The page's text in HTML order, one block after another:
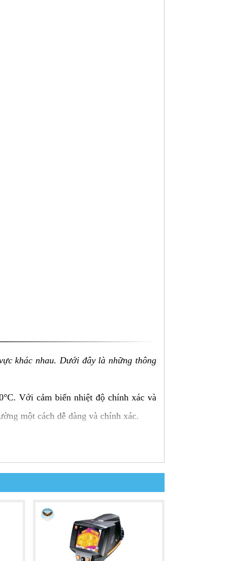
khác nhau. Dưới đây là những thông
Với cảm biến nhiệt độ chính xác và
một cách dễ dàng và chính xác.
khác nhau, từ công nghiệp đến y tế
ảnh nhiệt độ, giúp bạn theo dõi và